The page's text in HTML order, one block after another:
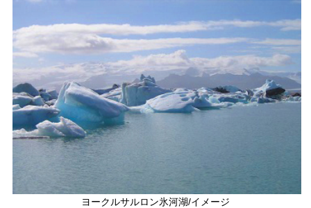
ヨークルサルロン氷河湖/イメージ